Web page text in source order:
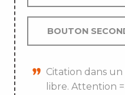
BOUTON
Citation dans
libre. Attention